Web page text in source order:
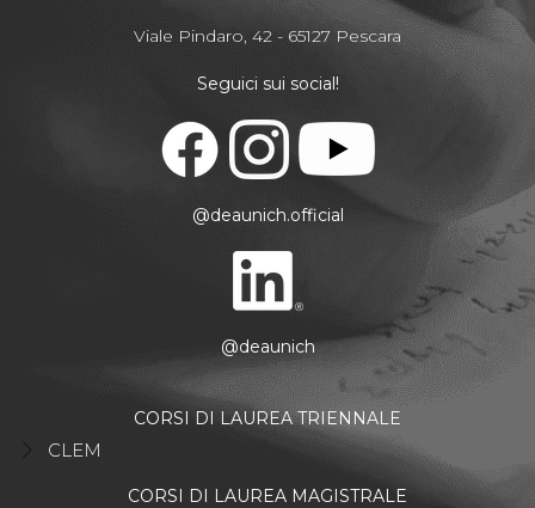
Viale Pindaro, 42 - 65127 Pescara
Seguici sui social!
@deaunich.official
@deaunich
CORSI DI LAUREA TRIENNALE
CLEM
CORSI DI LAUREA MAGISTRALE